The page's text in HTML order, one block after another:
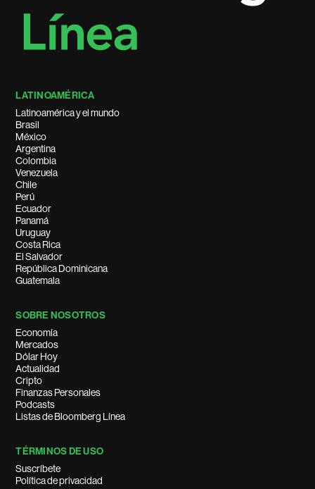
LATINOAMÉRICA
Latinoamérica y el mundo
Brasil
México
Argentina
Colombia
Venezuela
Chile
Perú
Ecuador
Panamá
Uruguay
Costa Rica
El Salvador
República Dominicana
Guatemala
SOBRE NOSOTROS
Economía
Mercados
Dólar Hoy
Actualidad
Cripto
Finanzas Personales
Podcasts
Listas de Bloomberg Línea
TÉRMINOS DE USO
Suscríbete
Política de privacidad